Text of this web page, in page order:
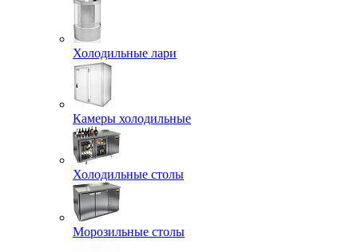
Холодильные лари
Камеры холодильные
Холодильные столы
Морозильные столы